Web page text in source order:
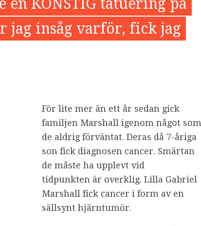
en KONSTIG tatuering på
jag insåg varför, fick jag
För lite mer än ett år sedan gick
familjen Marshall igenom något som
de aldrig förväntat. Deras då 7-åriga
son fick diagnosen cancer. Smärtan
de måste ha upplevt vid
tidpunkten är overklig. Lilla Gabriel
Marshall fick cancer i form av en
sällsynt hjärntumör.